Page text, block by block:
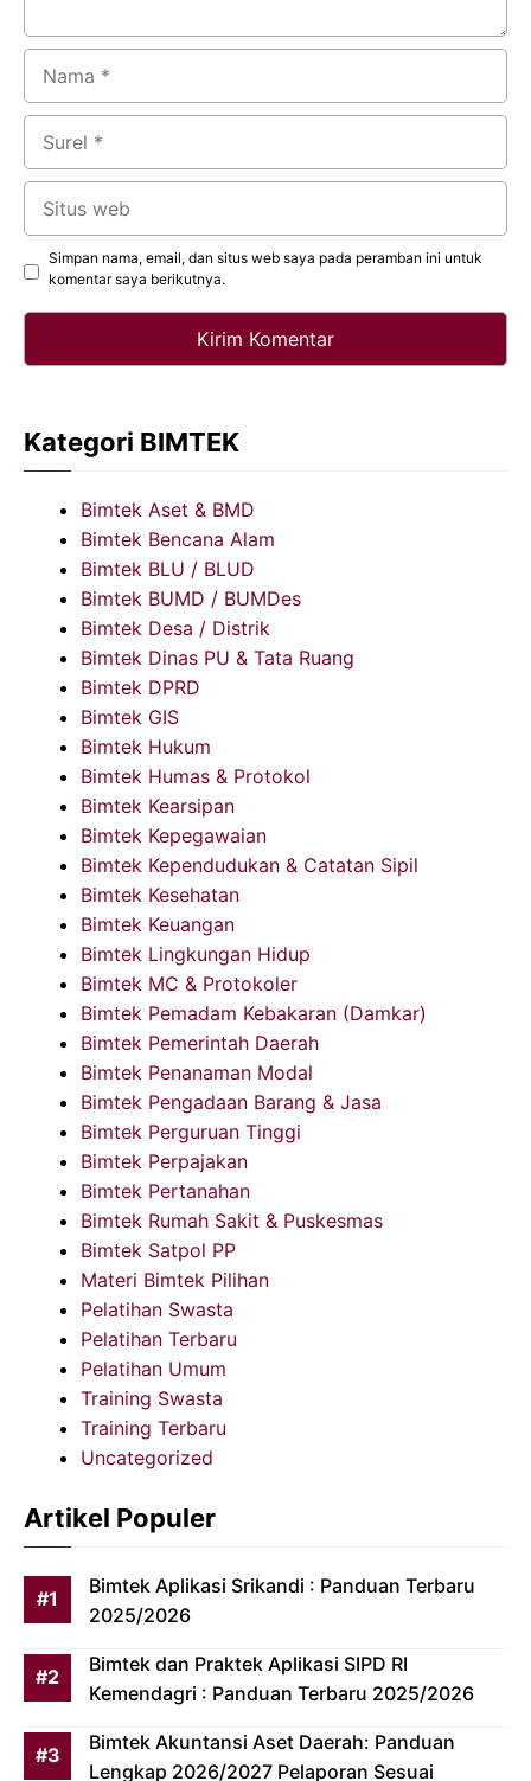
Nama
Surel
Situs
web
Simpan nama, email, dan situs web saya pada peramban ini untuk
komentar saya berikutnya.
Kategori BIMTEK
Bimtek Aset & BMD
Bimtek Bencana Alam
Bimtek BLU / BLUD
Bimtek BUMD / BUMDes
Bimtek Desa / Distrik
Bimtek Dinas PU & Tata Ruang
Bimtek DPRD
Bimtek GIS
Bimtek Hukum
Bimtek Humas & Protokol
Bimtek Kearsipan
Bimtek Kepegawaian
Bimtek Kependudukan & Catatan Sipil
Bimtek Kesehatan
Bimtek Keuangan
Bimtek Lingkungan Hidup
Bimtek MC & Protokoler
Bimtek Pemadam Kebakaran (Damkar)
Bimtek Pemerintah Daerah
Bimtek Penanaman Modal
Bimtek Pengadaan Barang & Jasa
Bimtek Perguruan Tinggi
Bimtek Perpajakan
Bimtek Pertanahan
Bimtek Rumah Sakit & Puskesmas
Bimtek Satpol PP
Materi Bimtek Pilihan
Pelatihan Swasta
Pelatihan Terbaru
Pelatihan Umum
Training Swasta
Training Terbaru
Uncategorized
Artikel Populer
Bimtek Aplikasi Srikandi : Panduan Terbaru
2025/2026
Bimtek dan Praktek Aplikasi SIPD RI
Kemendagri : Panduan Terbaru 2025/2026
Bimtek Akuntansi Aset Daerah: Panduan
Lengkap 2026/2027 Pelaporan Sesuai